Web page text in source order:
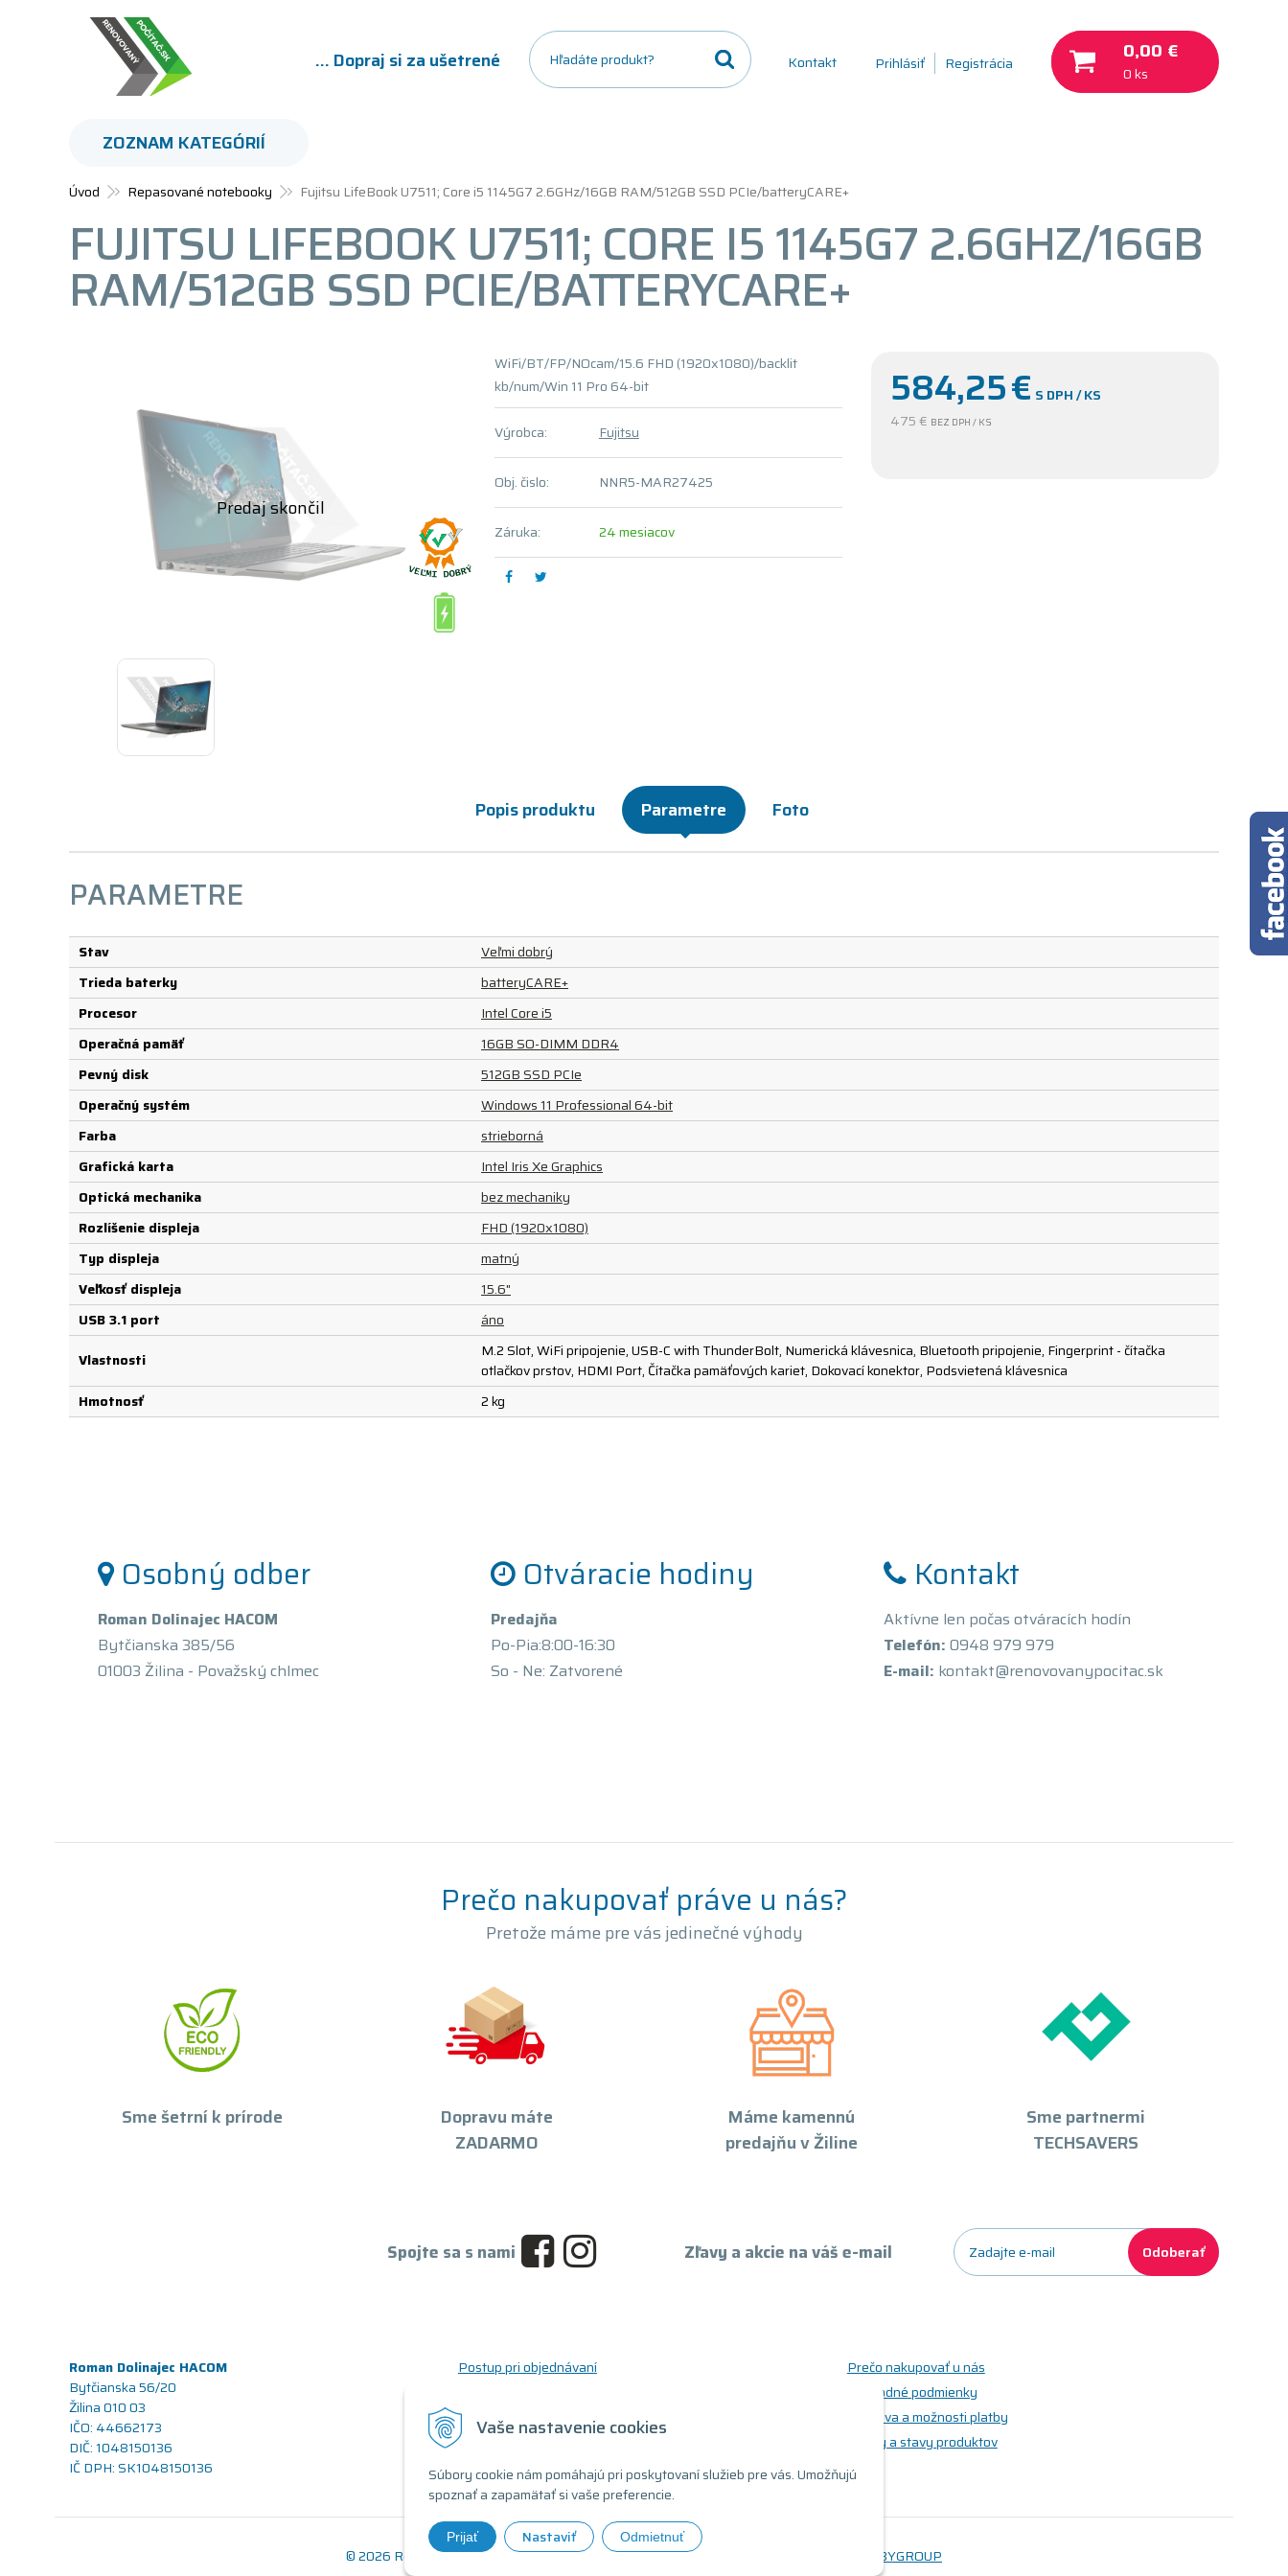
Vaše nastavenie cookies
Súbory cookie nám pomáhajú pri poskytovaní služieb pre vás. Umožňujú
spoznať a zapamätať si vaše preferencie.
Prijať Nastaviť Odmietnuť
... Dopraj si za ušetrené Prihlásiť Registrácia 0,00 €
0 ks
Kontakt
Úvod Repasované notebooky Fujitsu LifeBook U7511; Core i5 1145G7 2.6GHz/16GB RAM/512GB SSD PCIe/batteryCARE+
FUJITSU LIFEBOOK U7511; CORE I5 1145G7 2.6GHZ/16GB
RAM/512GB SSD PCIE/BATTERYCARE+
584,25€ S DPH / KS
475 € BEZ DPH / KS
WiFi/BT/FP/NOcam/15.6 FHD (1920x1080)/backlit
kb/num/Win 11 Pro 64-bit
Výrobca: Fujitsu
Obj. čislo: NNR5-MAR27425
Záruka: 24 mesiacov
Popis produktu Parametre Foto
PARAMETRE
Stav
Veľmi dobrý
Trieda baterky
batteryCARE+
Procesor
Intel Core i5
Operačná pamäť
16GB SO-DIMM DDR4
Pevný disk
512GB SSD PCIe
Operačný systém
Windows 11 Professional 64-bit
Farba
strieborná
Grafická karta
Intel Iris Xe Graphics
Optická mechanika
bez mechaniky
Rozlíšenie displeja
FHD (1920x1080)
Typ displeja
matný
Veľkosť displeja
15.6"
USB 3.1 port
áno
Vlastnosti
M.2 Slot, WiFi pripojenie, USB-C with ThunderBolt, Numerická klávesnica, Bluetooth pripojenie, Fingerprint - čítačka
otlačkov prstov, HDMI Port, Čítačka pamäťových kariet, Dokovací konektor, Podsvietená klávesnica
Hmotnosť
2 kg
ZOZNAM KATEGÓRIÍ
Osobný odber
Roman Dolinajec HACOM
Bytčianska 385/56
01003 Žilina - Považský chlmec
Otváracie hodiny
Predajňa
Po-Pia:8:00-16:30
So - Ne: Zatvorené
Kontakt
Aktívne len počas otváracích hodín
Telefón: 0948 979 979
E-mail: kontakt@renovovanypocitac.sk
Prečo nakupovať práve u nás?
Pretože máme pre vás jedinečné výhody
Sme šetrní k prírode
Dopravu máte
ZADARMO
Máme kamennú
predajňu v Žiline
Sme partnermi
TECHSAVERS
Spojte sa s nami Zľavy a akcie na váš e-mail Odoberať
Roman Dolinajec HACOM
Bytčianska 56/20
Žilina 010 03
IČO: 44662173
DIČ: 1048150136
IČ DPH: SK1048150136
Postup pri objednávaní
Reklamačný formulár
Odstúpenie od zmluvy (formulár)
Prečo nakupovať u nás
Obchodné podmienky
Doprava a možnosti platby
Triedy a stavy produktov
© 2026 Renovovaný počítač •tvorba eshopu cez UNIobchod WEBYGROUP